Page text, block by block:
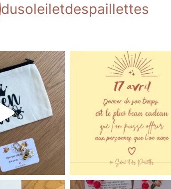
dusoleiletdespaillettes